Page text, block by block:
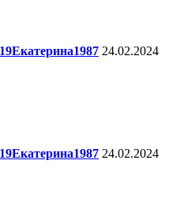
19Екатерина1987 24.02.2024
19Екатерина1987 24.02.2024